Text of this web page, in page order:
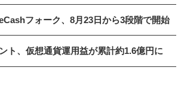
フォーク、8月23日から3段階で開始
ト、仮想通貨運用益が累計約1.6億円に